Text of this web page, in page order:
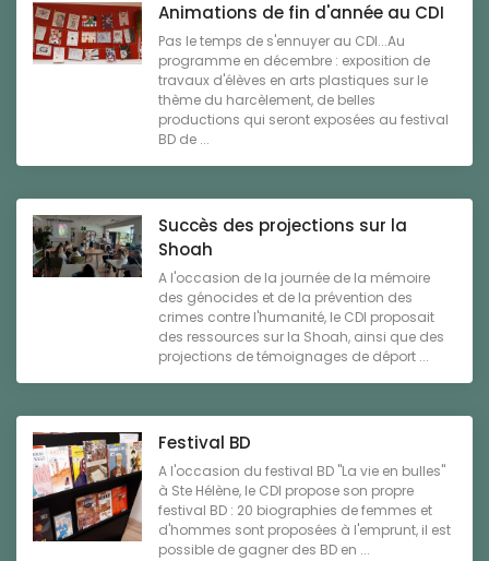
Animations de fin d'année au CDI
Pas le temps de s'ennuyer au CDI...Au
programme en décembre : exposition de
travaux d'élèves en arts plastiques sur le
thème du harcèlement, de belles
productions qui seront exposées au festival
BD de ...
Succès des projections sur la
Shoah
A l'occasion de la journée de la mémoire
des génocides et de la prévention des
crimes contre l'humanité, le CDI proposait
des ressources sur la Shoah, ainsi que des
projections de témoignages de déport ...
Festival BD
A l'occasion du festival BD "La vie en bulles"
à Ste Hélène, le CDI propose son propre
festival BD : 20 biographies de femmes et
d'hommes sont proposées à l'emprunt, il est
possible de gagner des BD en ...